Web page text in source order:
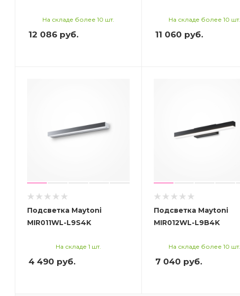
На складе более 10 шт.
12 086 руб.
На складе более 10 шт.
11 060 руб.
Подсветка Maytoni
MIR011WL-L9S4K
На складе 1 шт.
4 490 руб.
Подсветка Maytoni
MIR012WL-L9B4K
На складе более 10 шт.
7 040 руб.